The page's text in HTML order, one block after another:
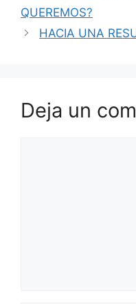
QUEREMOS?
HACIA UNA
Deja un